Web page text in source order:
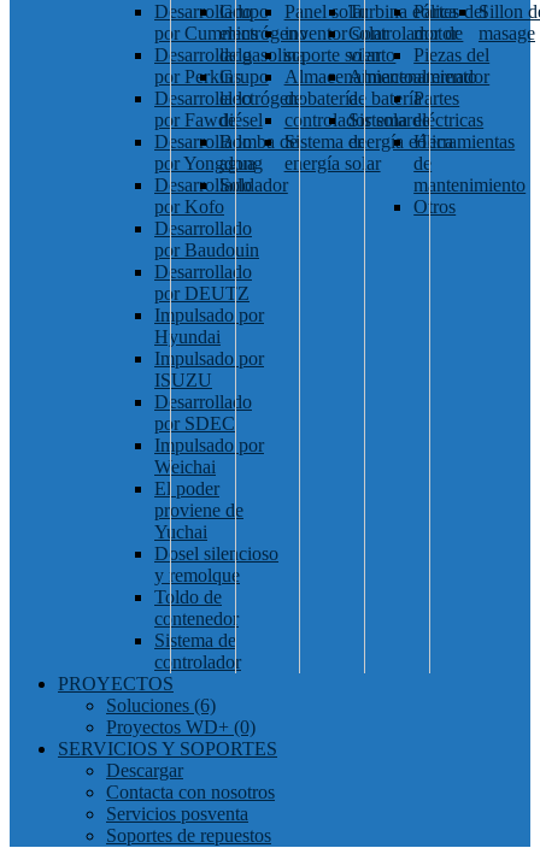
Desarrollado
por Cummins
Desarrollado
por Perkins
Desarrollado
por Fawde
Desarrollado
por Yongdong
Desarrollado
por Kofo
Desarrollado
por Baudouin
Desarrollado
por DEUTZ
Impulsado por
Hyundai
Impulsado por
ISUZU
Desarrollado
por SDEC
Impulsado por
Weichai
El poder
proviene de
Yuchai
Dosel silencioso
y remolque
Toldo de
contenedor
Sistema de
controlador
Grupo
electrógeno
de gasolina
Grupo
electrógeno
diésel
Bomba de
agua
Soldador
Panel solar
inventor solar
soporte solar
Almacenamiento
de batería
controlador solar
Sistema de
energía solar
Turbina eólica
Controlador de
viento
Almacenamiento
de batería
Sistema de
energía eólica
Partes del
motor
Piezas del
alternador
Partes
eléctricas
Herramientas
de
mantenimiento
Otros
Sillon
masage
PROYECTOS
Soluciones (6)
Proyectos WD+ (0)
SERVICIOS Y SOPORTES
Descargar
Contacta con nosotros
Servicios posventa
Soportes de repuestos